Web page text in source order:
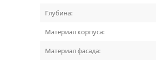
Глубина:
Материал корпуса:
Материал фасада: